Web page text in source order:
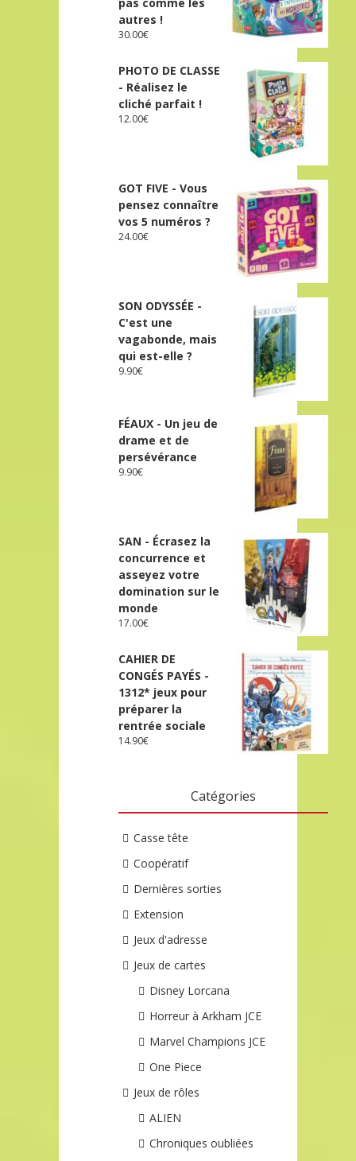
autres !
30.00€
PHOTO DE CLASSE
- Réalisez le
cliché parfait !
12.00€
GOT FIVE - Vous
pensez connaître
vos 5 numéros ?
24.00€
SON ODYSSÉE -
C'est une
vagabonde, mais
qui est-elle ?
9.90€
FÉAUX - Un jeu de
drame et de
persévérance
9.90€
SAN - Écrasez la
concurrence et
asseyez votre
domination sur le
monde
17.00€
CAHIER DE
CONGÉS PAYÉS -
1312* jeux pour
préparer la
rentrée sociale
14.90€
Catégories
Casse tête
Coopératif
Dernières sorties
Extension
Jeux d'adresse
Jeux de cartes
Disney Lorcana
Horreur à Arkham JCE
Marvel Champions JCE
One Piece
Jeux de rôles
ALIEN
Chroniques oubliées